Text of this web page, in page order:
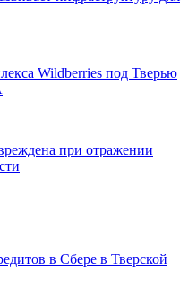
Wildberries под Тверью
при отражении
в Сбере в Тверской